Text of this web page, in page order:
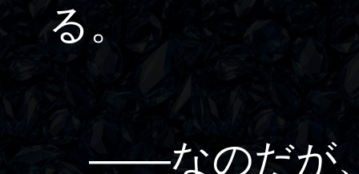
る。
――なのだが、